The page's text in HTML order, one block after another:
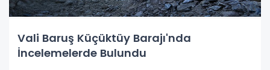
Vali Baruş Küçüktüy Barajı'nda
İncelemelerde Bulundu